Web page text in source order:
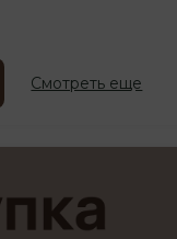
Смотреть еще